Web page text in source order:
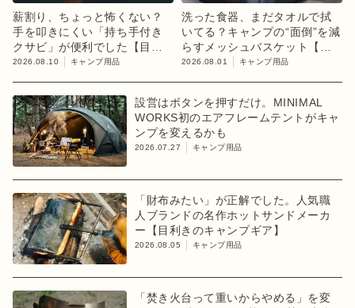
薪割り、ちょっと怖くない？
手を叩きにくい「持ち手付き
クサビ」が便利でした【目利
きのキャンプギア】
2026.08.10 キャンプ用品
洗った食器、まだタオルで拭
いてる？キャンプの“面倒”を減
らすメッシュバスケット【目
利きのキャンプギア】
2026.08.01 キャンプ用品
設営はボタンを押すだけ。MINIMAL
WORKS初のエアフレームテントがキャ
ンプを変えるかも
2026.07.27 キャンプ用品
「財布みたい」が正解でした。人気職
人ブランドの名作ホットサンドメーカ
ー【目利きのキャンプギア】
2026.08.05 キャンプ用品
「焚き火台って重いからやめる」を変